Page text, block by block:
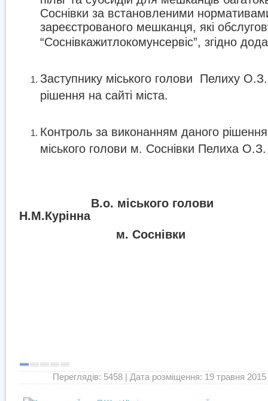
Соснівки за встановленими
зареєстрованого мешканця, які
“Соснівкажитлокомунсервіс”, згідно
Заступнику міського голови Пелиху
рішення на сайті міста.
Контроль за виконанням даного
міського голови м. Соснівки Пелиха О.З.
В.о. міського голови
Н.М.Курінна
м. Соснівки
Переглядів: 5458 | Дата розміщення: 19 травня